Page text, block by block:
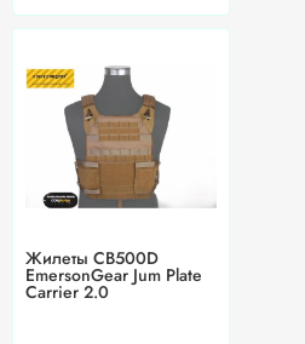
Жилеты CB500D
EmersonGear Jum Plate
Carrier 2.0